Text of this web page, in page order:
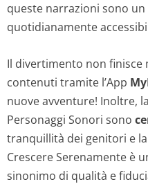
queste narrazioni sono
quotidianamente
Il divertimento non finisce
contenuti tramite l’App
nuove avventure! Inoltre,
Personaggi Sonori sono
tranquillità dei genitori e
Crescere Serenamente è
sinonimo di qualità e